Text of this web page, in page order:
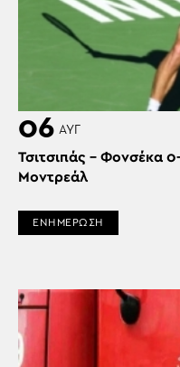
06 ΑΥΓ
Τσιτσιπάς – Φονσέκα
Μοντρεάλ
ΕΝΗΜΕΡΩΣΗ